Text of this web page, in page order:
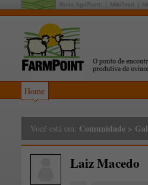
Rede AgriPoint: MilkPoint
Home
Você está em: Comunidade >
Laiz Macedo